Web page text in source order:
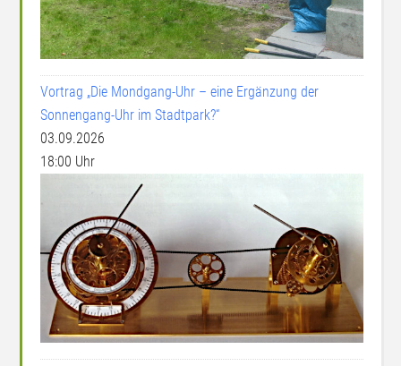
Vortrag „Die Mondgang-Uhr – eine Ergänzung der
Sonnengang-Uhr im Stadtpark?“
03.09.2026
18:00 Uhr